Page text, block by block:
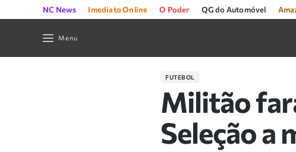
NC News Imediato Online O Poder QG do Automóvel
Menu
FUTEBOL
Militão
Seleção a